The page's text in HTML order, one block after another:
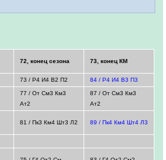
72, конец сезона 73, конец КМ
73 / Р4 И4 В2 П2 84 / Р4 И4 В3 П3
77 / От См3 Км3
Ат2
87 / От См3 Км3
Ат2
81 / Пк3 Км4 Шт3 Л2 89 / Пк4 Км4 Шт4 Л3